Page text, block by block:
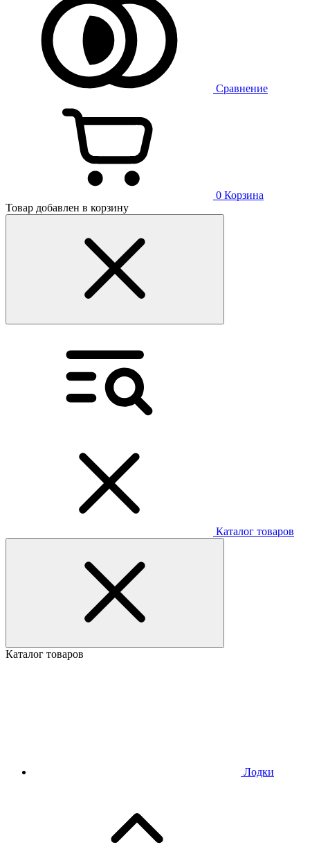
Сравнение
0 Корзина
Товар добавлен в корзину
Каталог товаров
Каталог товаров
Лодки